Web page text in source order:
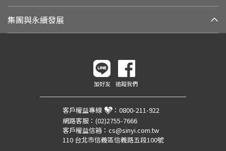
集團與永續發展
加好友 追蹤我們
客戶權益專線 ： 0800-211-922
網路客服： (02)2755-7666
客戶權益信箱： cs@sinyi.com.tw
110 台北市信義區信義路五段100號